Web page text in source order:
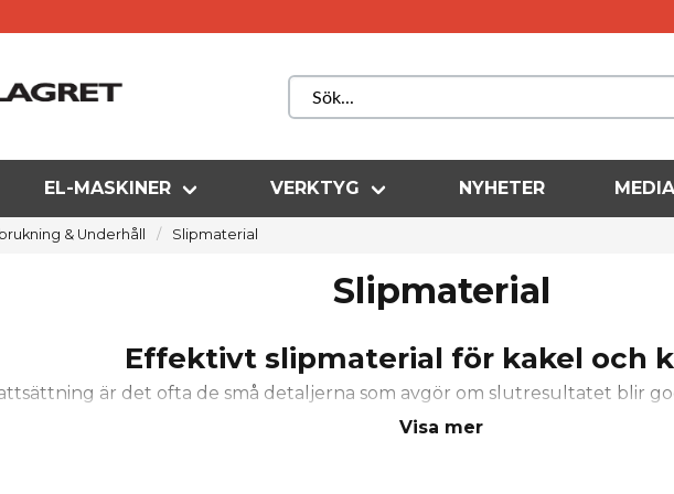
EL-MASKINER VERKTYG NYHETER MEDIA
& Underhåll Slipmaterial
Slipmaterial
Effektivt slipmaterial för kakel och
är det ofta de små detaljerna som avgör om slutresultatet blir
som keramik, granitkeramik och klinker uppstår det nästan alltid vassa
Visa mer